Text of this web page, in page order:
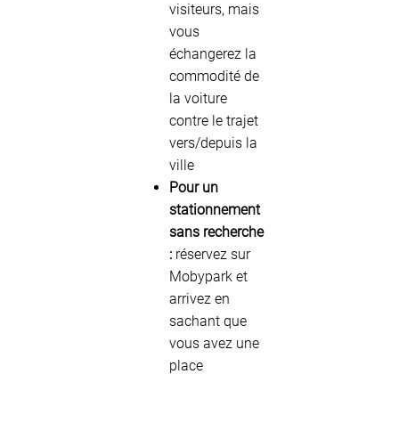
visiteurs, mais
vous
échangerez la
commodité de
la voiture
contre le trajet
vers/depuis la
ville
Pour un
stationnement
sans recherche
: réservez sur
Mobypark et
arrivez en
sachant que
vous avez une
place